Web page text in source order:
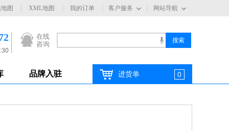
网站导航
客户服务
图 XML地图 我的订单
在线
咨询
品牌入驻 进货单 0